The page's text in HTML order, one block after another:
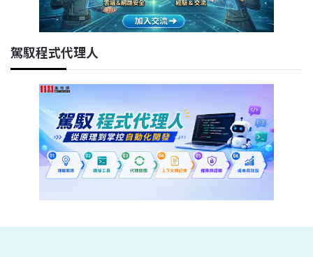
駕馭程式代理人